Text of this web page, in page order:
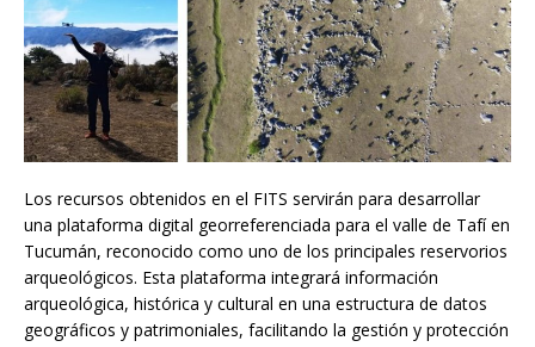
Los recursos obtenidos en el FITS servirán para desarrollar
una plataforma digital georreferenciada para el valle de Tafí en
Tucumán, reconocido como uno de los principales reservorios
arqueológicos. Esta plataforma integrará información
arqueológica, histórica y cultural en una estructura de datos
geográficos y patrimoniales, facilitando la gestión y protección